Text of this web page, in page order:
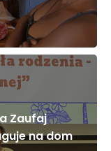
Zaufaj
na dom